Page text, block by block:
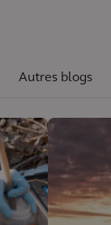
Autres blogs